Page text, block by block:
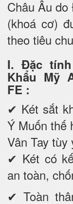
Châu Âu
(khoá cơ)
theo tiêu
I. Đặc
Khẩu Mỹ
FE :
✔ Két sắt
Ý Muốn thế
Vân Tay tùy
✔ Két có
an toàn,
✔ Toàn